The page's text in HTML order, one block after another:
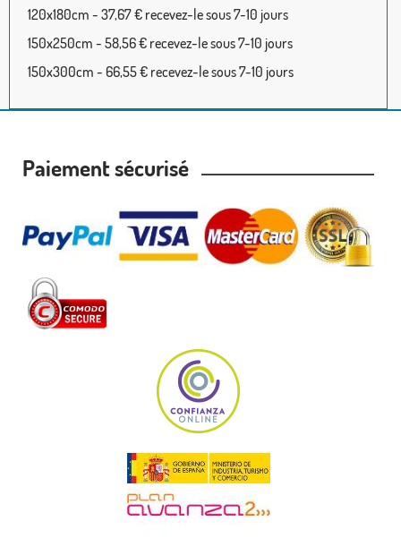
120x180cm - 37,67 € recevez-le sous 7-10 jours
150x250cm - 58,56 € recevez-le sous 7-10 jours
150x300cm - 66,55 € recevez-le sous 7-10 jours
Paiement sécurisé